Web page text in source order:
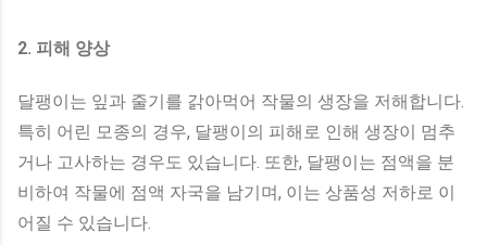
2. 피해 양상
달팽이는 잎과 줄기를 갉아먹어 작물의 생장을 저해합니다.
특히 어린 모종의 경우, 달팽이의 피해로 인해 생장이 멈추
거나 고사하는 경우도 있습니다. 또한, 달팽이는 점액을 분
비하여 작물에 점액 자국을 남기며, 이는 상품성 저하로 이
어질 수 있습니다.